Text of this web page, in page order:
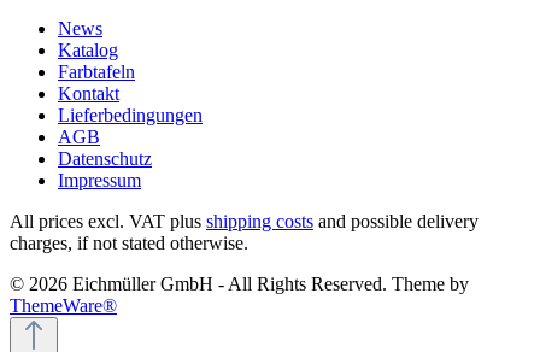
News
Katalog
Farbtafeln
Kontakt
Lieferbedingungen
AGB
Datenschutz
Impressum
All prices excl. VAT plus shipping costs and possible delivery
charges, if not stated otherwise.
© 2026 Eichmüller GmbH - All Rights Reserved. Theme by
ThemeWare®